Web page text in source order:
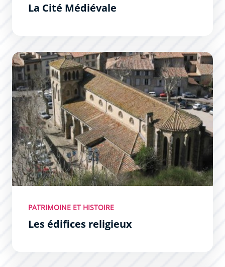
La Cité Médiévale
Les édifices religieux
PATRIMOINE ET HISTOIRE
Les édifices religieux